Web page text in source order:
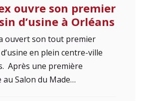
ouvre son premier
d’usine à Orléans
ouvert son tout premier
en plein centre-ville
Après une première
au Salon du Made…